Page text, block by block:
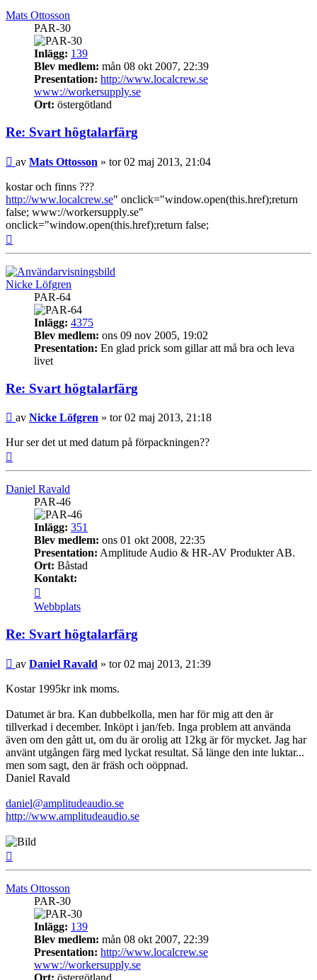
Mats Ottosson
PAR-30
Inlägg: 139
Blev medlem: mån 08 okt 2007, 22:39
Presentation: http://www.localcrew.se
www://workersupply.se
Ort: östergötland
Re: Svart högtalarfärg
Inlägg
av Mats Ottosson » tor 02 maj 2013, 21:04
kostar och finns ???
http://www.localcrew.se" onclick="window.open(this.href);return
false; www://workersupply.se"
onclick="window.open(this.href);return false;
Nicke Löfgren
PAR-64
Inlägg: 4375
Blev medlem: ons 09 nov 2005, 19:02
Presentation: En glad prick som gillar att må bra och leva
livet
Re: Svart högtalarfärg
Inlägg
av Nicke Löfgren » tor 02 maj 2013, 21:18
Hur ser det ut med datum på förpackningen??
Daniel Ravald
PAR-46
Inlägg: 351
Blev medlem: ons 01 okt 2008, 22:35
Presentation: Amplitude Audio & HR-AV Produkter AB.
Ort: Båstad
Kontakt:
Daniel
Ravald
Webbplats
Re: Svart högtalarfärg
Inlägg
av Daniel Ravald » tor 02 maj 2013, 21:39
Kostar 1995kr ink moms.
Datumet är bra. Kan dubbelkolla, men har för mig att den är
tillverkad i december. Inköpt i jan/feb. Inga problem att använda
även om den gått ut, om du är orolig att 12kg är för mycket. Jag har
använt utgången färg med lyckat resultat. Så länge den inte luktar...
men som sagt, den är fräsh och oöppnad.
Daniel Ravald
daniel@amplitudeaudio.se
http://www.amplitudeaudio.se
Mats Ottosson
PAR-30
Inlägg: 139
Blev medlem: mån 08 okt 2007, 22:39
Presentation: http://www.localcrew.se
www://workersupply.se
Ort: östergötland